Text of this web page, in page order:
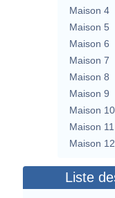
Maison 4
Maison 5
Maison 6
Maison 7
Maison 8
Maison 9
Maison 10
Maison 11
Maison 12
Liste